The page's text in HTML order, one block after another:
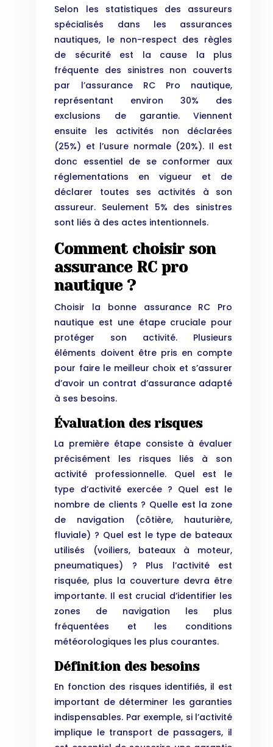
Selon les statistiques des assureurs
spécialisés dans les assurances
nautiques, le non-respect des règles
de sécurité est la cause la plus
fréquente des sinistres non couverts
par l’assurance RC Pro nautique,
représentant environ 30% des
exclusions de garantie. Viennent
ensuite les activités non déclarées
(25%) et l’usure normale (20%). Il est
donc essentiel de se conformer aux
réglementations en vigueur et de
déclarer toutes ses activités à son
assureur. Seulement 5% des sinistres
sont liés à des actes intentionnels.
Comment choisir son
assurance RC pro
nautique ?
Choisir la bonne assurance RC Pro
nautique est une étape cruciale pour
protéger son activité. Plusieurs
éléments doivent être pris en compte
pour faire le meilleur choix et s’assurer
d’avoir un contrat d’assurance adapté
à ses besoins.
Évaluation des risques
La première étape consiste à évaluer
précisément les risques liés à son
activité professionnelle. Quel est le
type d’activité exercée ? Quel est le
nombre de clients ? Quelle est la zone
de navigation (côtière, hauturière,
fluviale) ? Quel est le type de bateaux
utilisés (voiliers, bateaux à moteur,
pneumatiques) ? Plus l’activité est
risquée, plus la couverture devra être
importante. Il est crucial d’identifier les
zones de navigation les plus
fréquentées et les conditions
météorologiques les plus courantes.
Définition des besoins
En fonction des risques identifiés, il est
important de déterminer les garanties
indispensables. Par exemple, si l’activité
implique le transport de passagers, il